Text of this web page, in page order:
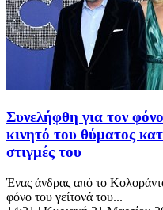
Συνελήφθη για τον
κινητό του θύματος
στιγμές του
Ένας άνδρας από το
φόνο του γείτονά του...